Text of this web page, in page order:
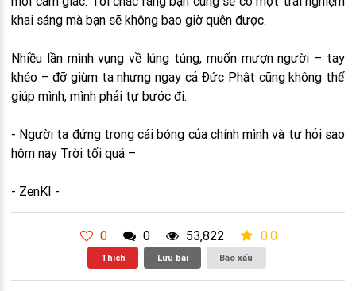
khai sáng mà bạn sẽ không bao giờ quên được.
Nhiều lần mình vụng về lúng túng, muốn mượn người – tay
khéo – đỡ giùm ta nhưng ngay cả Đức Phật cũng không thể
giúp mình, mình phải tự bước đi.
- Người ta đứng trong cái bóng của chính mình và tự hỏi sao
hôm nay Trời tối quá –
- ZenKI -
0 0 53,822 0.0
Thích Lưu bài Báo xấu